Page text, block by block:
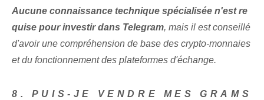
Aucune connaissance technique spécialisée n'est re
quise pour investir dans Telegram, ⁣mais il est conseillé
d'avoir une compréhension de base des crypto-monnaies‌
et du fonctionnement des plateformes d'échange.
8. PUIS-JE VENDRE MES GRAMS